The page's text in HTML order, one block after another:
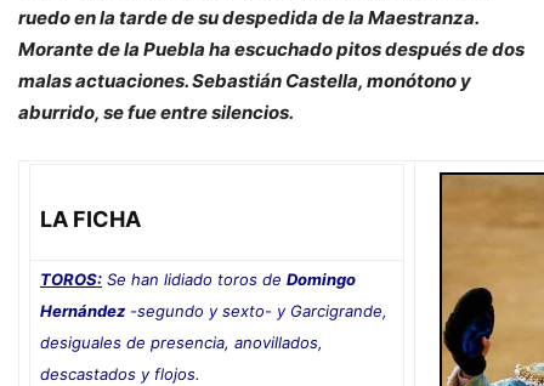
ruedo en la tarde de su despedida de la Maestranza.
Morante de la Puebla ha escuchado pitos después de dos
malas actuaciones. Sebastián Castella, monótono y
aburrido, se fue entre silencios.
LA FICHA
TOROS: Se han lidiado toros de Domingo
Hernández-segundo y sexto- y Garcigrande,
desiguales de presencia, anovillados,
descastados y flojos.